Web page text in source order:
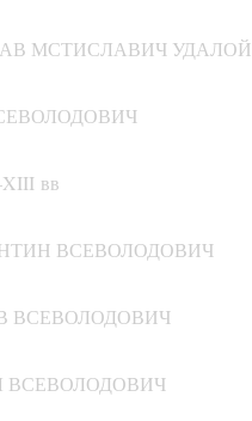
МСТИСЛАВИЧ УДАЛОЙ
вв
ВСЕВОЛОДОВИЧ
ВСЕВОЛОДОВИЧ